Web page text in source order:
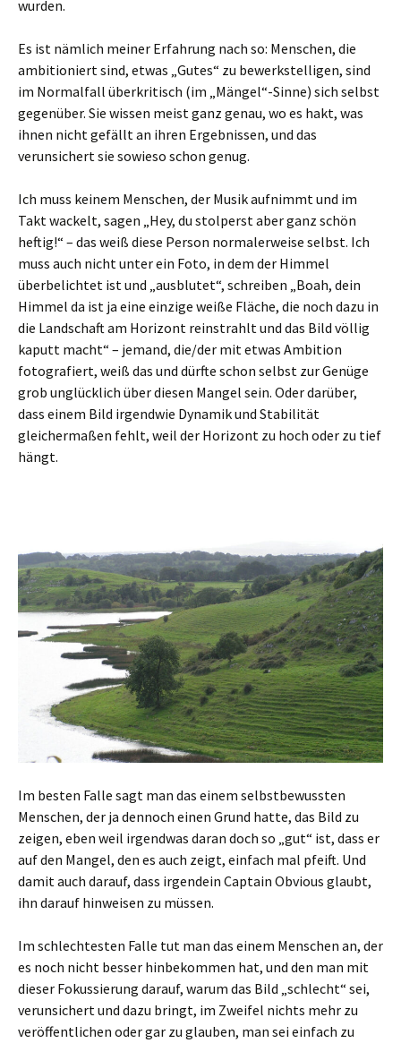
wurden.
Es ist nämlich meiner Erfahrung nach so: Menschen, die
ambitioniert sind, etwas „Gutes“ zu bewerkstelligen, sind
im Normalfall überkritisch (im „Mängel“-Sinne) sich selbst
gegenüber. Sie wissen meist ganz genau, wo es hakt, was
ihnen nicht gefällt an ihren Ergebnissen, und das
verunsichert sie sowieso schon genug.
Ich muss keinem Menschen, der Musik aufnimmt und im
Takt wackelt, sagen „Hey, du stolperst aber ganz schön
heftig!“ – das weiß diese Person normalerweise selbst. Ich
muss auch nicht unter ein Foto, in dem der Himmel
überbelichtet ist und „ausblutet“, schreiben „Boah, dein
Himmel da ist ja eine einzige weiße Fläche, die noch dazu in
die Landschaft am Horizont reinstrahlt und das Bild völlig
kaputt macht“ – jemand, die/der mit etwas Ambition
fotografiert, weiß das und dürfte schon selbst zur Genüge
grob unglücklich über diesen Mangel sein. Oder darüber,
dass einem Bild irgendwie Dynamik und Stabilität
gleichermaßen fehlt, weil der Horizont zu hoch oder zu tief
hängt.
Im besten Falle sagt man das einem selbstbewussten
Menschen, der ja dennoch einen Grund hatte, das Bild zu
zeigen, eben weil irgendwas daran doch so „gut“ ist, dass er
auf den Mangel, den es auch zeigt, einfach mal pfeift. Und
damit auch darauf, dass irgendein Captain Obvious glaubt,
ihn darauf hinweisen zu müssen.
Im schlechtesten Falle tut man das einem Menschen an, der
es noch nicht besser hinbekommen hat, und den man mit
dieser Fokussierung darauf, warum das Bild „schlecht“ sei,
verunsichert und dazu bringt, im Zweifel nichts mehr zu
veröffentlichen oder gar zu glauben, man sei einfach zu